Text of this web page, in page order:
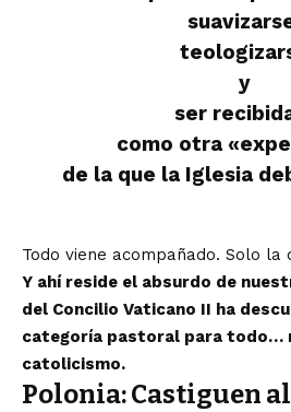
y
ser
como otra
de la que la Iglesia
Todo viene acompañado. Solo la
Y ahí reside el absurdo de
del Concilio Vaticano II ha
categoría pastoral para todo…
catolicismo.
Polonia: Castiguen